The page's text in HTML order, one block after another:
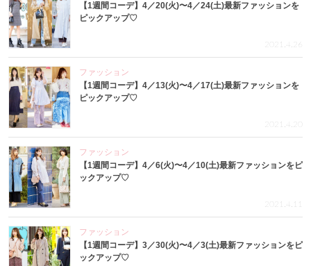
【1週間コーデ】4／20(火)〜4／24(土)最新ファッションを
ピックアップ♡
2021.4.26
ファッション
【1週間コーデ】4／13(火)〜4／17(土)最新ファッションを
ピックアップ♡
2021.4.20
ファッション
【1週間コーデ】4／6(火)〜4／10(土)最新ファッションをピ
ックアップ♡
2021.4.11
ファッション
【1週間コーデ】3／30(火)〜4／3(土)最新ファッションをピ
ックアップ♡